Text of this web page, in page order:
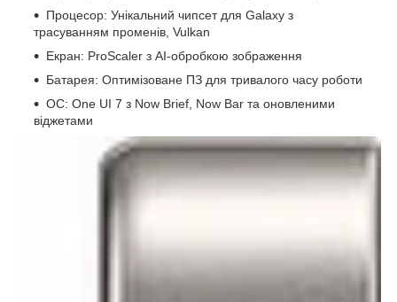
Процесор: Унікальний чипсет для Galaxy з
трасуванням променів, Vulkan
Екран: ProScaler з AI-обробкою зображення
Батарея: Оптимізоване ПЗ для тривалого часу роботи
ОС: One UI 7 з Now Brief, Now Bar та оновленими
віджетами